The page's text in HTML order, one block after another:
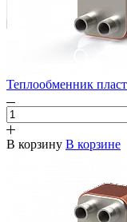
Теплообменник
В корзину В корзине